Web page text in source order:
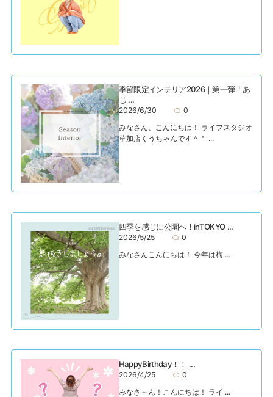
季節限定インテリア2026｜第一弾「あ
じ ...
2026/6/30
0
みなさん、こんにちは！ ライフスタジオ
草加店くうちゃんです＾＾ ...
四季を感じに公園へ！inTOKYO ...
2026/5/25
0
みなさんこんにちは！ 今年は梅 ...
HappyBirthday！！ ...
2026/4/25
0
みなさ～ん！こんにちは！ ライ ...